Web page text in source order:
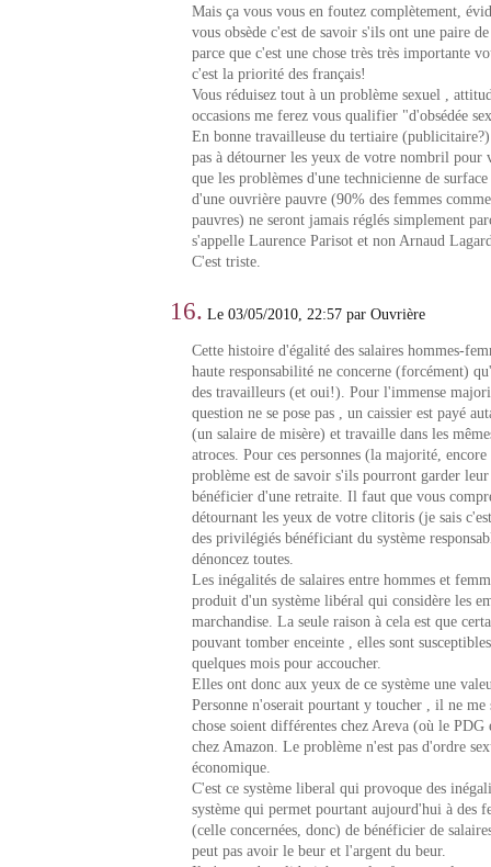
Mais ça vous vous en foutez complètement,
vous obsède c'est de savoir s'ils ont une paire
parce que c'est une chose très très importante
c'est la priorité des français!
Vous réduisez tout à un problème sexuel ,
occasions me ferez vous qualifier "d'obsédée
En bonne travailleuse du tertiaire (publicitaire?)
pas à détourner les yeux de votre nombril pour
que les problèmes d'une technicienne de
d'une ouvrière pauvre (90% des femmes
pauvres) ne seront jamais réglés simplement
s'appelle Laurence Parisot et non Arnaud
C'est triste.
16. Le 03/05/2010, 22:57 par Ouvrière
Cette histoire d'égalité des salaires hommes-
haute responsabilité ne concerne (forcément)
des travailleurs (et oui!). Pour l'immense
question ne se pose pas , un caissier est payé
(un salaire de misère) et travaille dans les
atroces. Pour ces personnes (la majorité,
problème est de savoir s'ils pourront garder
bénéficier d'une retraite. Il faut que vous
détournant les yeux de votre clitoris (je sais
des privilégiés bénéficiant du système
dénoncez toutes.
Les inégalités de salaires entre hommes et
produit d'un système libéral qui considère les
marchandise. La seule raison à cela est que
pouvant tomber enceinte , elles sont
quelques mois pour accoucher.
Elles ont donc aux yeux de ce système une
Personne n'oserait pourtant y toucher , il ne me
chose soient différentes chez Areva (où le PDG
chez Amazon. Le problème n'est pas d'ordre
économique.
C'est ce système liberal qui provoque des
système qui permet pourtant aujourd'hui à des
(celle concernées, donc) de bénéficier de
peut pas avoir le beur et l'argent du beur.